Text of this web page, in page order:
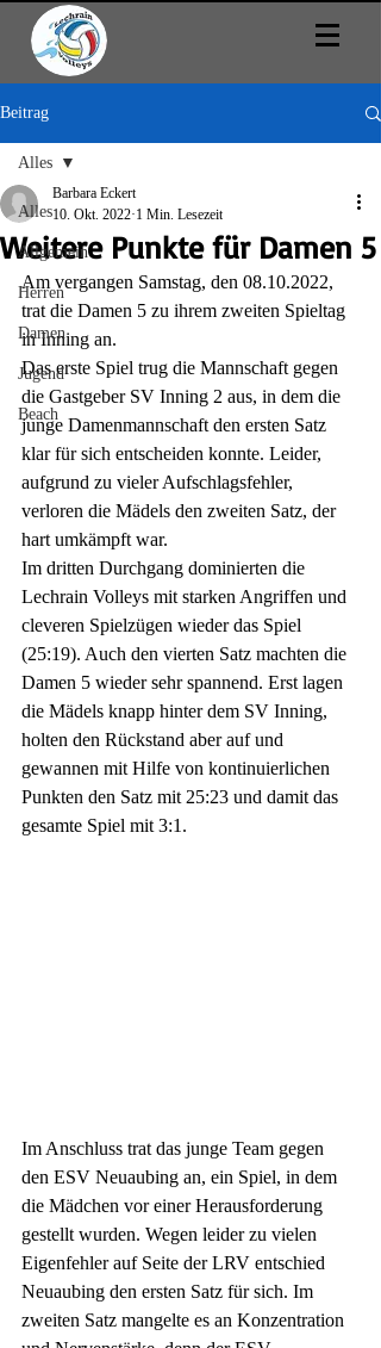
Beitrag
Alles
Allgemein
Herren
Damen
Jugend
Beach
Alles
Weitere Punkte für Damen 5
Barbara Eckert
10. Okt. 2022 1 Min. Lesezeit
Am vergangen Samstag, den 08.10.2022,
trat die Damen 5 zu ihrem zweiten Spieltag
in Inning an.
Das erste Spiel trug die Mannschaft gegen
die Gastgeber SV Inning 2 aus, in dem die
junge Damenmannschaft den ersten Satz
klar für sich entscheiden konnte. Leider,
aufgrund zu vieler Aufschlagsfehler,
verloren die Mädels den zweiten Satz, der
hart umkämpft war.
Im dritten Durchgang dominierten die
Lechrain Volleys mit starken Angriffen und
cleveren Spielzügen wieder das Spiel
(25:19). Auch den vierten Satz machten die
Damen 5 wieder sehr spannend. Erst lagen
die Mädels knapp hinter dem SV Inning,
holten den Rückstand aber auf und
gewannen mit Hilfe von kontinuierlichen
Punkten den Satz mit 25:23 und damit das
gesamte Spiel mit 3:1.
Im Anschluss trat das junge Team gegen
den ESV Neuaubing an, ein Spiel, in dem
die Mädchen vor einer Herausforderung
gestellt wurden. Wegen leider zu vielen
Eigenfehler auf Seite der LRV entschied
Neuaubing den ersten Satz für sich. Im
zweiten Satz mangelte es an Konzentration